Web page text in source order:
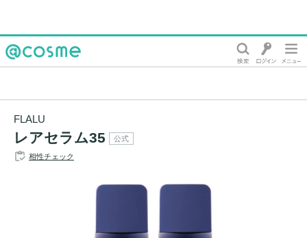
FLALU
レアセラム35 公式
相性チェック